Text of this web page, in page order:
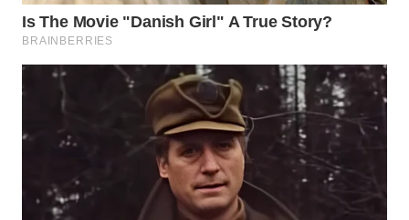
SIMALUNGUN
LABUHANBATU
TAPANULI
WN DELI